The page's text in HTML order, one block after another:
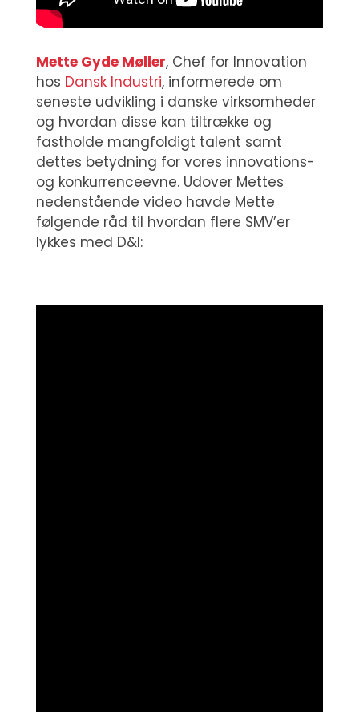
Mette Gyde Møller, Chef for Innovation
hos Dansk Industri, informerede om
seneste udvikling i danske virksomheder
og hvordan disse kan tiltrække og
fastholde mangfoldigt talent samt
dettes betydning for vores innovations-
og konkurrenceevne. Udover Mettes
nedenstående video havde Mette
følgende råd til hvordan flere SMV’er
lykkes med D&I: